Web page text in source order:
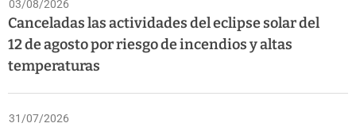
03/08/2026
Canceladas las actividades del eclipse solar del
12 de agosto por riesgo de incendios y altas
temperaturas
31/07/2026